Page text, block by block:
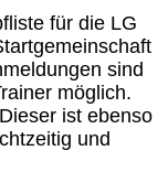
für die LG
sind
möglich.
ist ebenso
und